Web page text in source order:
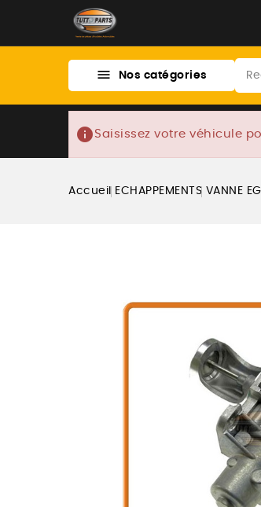
 Nos catégories
info Saisissez votre véhicule
Accueil ECHAPPEMENTS VANNE